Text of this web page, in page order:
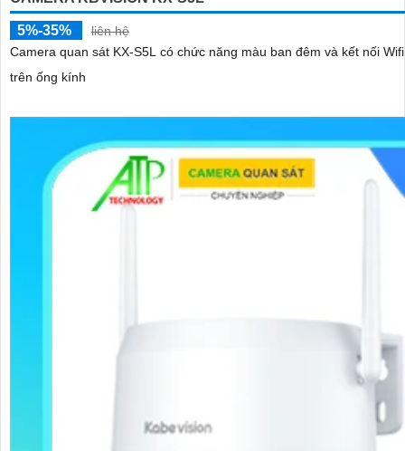
5%-35%
liên hệ
Camera quan sát KX-S5L có chức năng màu ban đêm và kết nối Wifi. Thiết bị tích hợp chức năng bảo vệ thông minh chống xâm nhập khu vực định
trên ống kính